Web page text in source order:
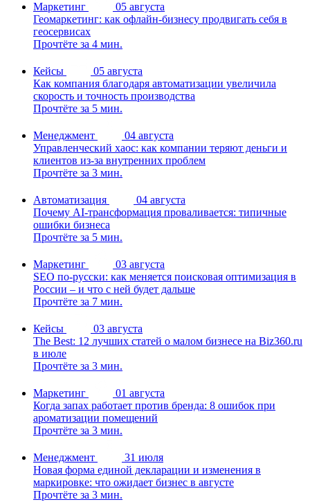
Маркетинг
05 августа
Геомаркетинг: как офлайн-бизнесу продвигать себя в
геосервисах
Прочтёте за 4 мин.
Кейсы
05 августа
Как компания благодаря автоматизации увеличила
скорость и точность производства
Прочтёте за 5 мин.
Менеджмент
04 августа
Управленческий хаос: как компании теряют деньги и
клиентов из-за внутренних проблем
Прочтёте за 3 мин.
Автоматизация
04 августа
Почему AI-трансформация проваливается: типичные
ошибки бизнеса
Прочтёте за 5 мин.
Маркетинг
03 августа
SEO по-русски: как меняется поисковая оптимизация в
России – и что с ней будет дальше
Прочтёте за 7 мин.
Кейсы
03 августа
The Best: 12 лучших статей о малом бизнесе на Biz360.ru
в июле
Прочтёте за 3 мин.
Маркетинг
01 августа
Когда запах работает против бренда: 8 ошибок при
ароматизации помещений
Прочтёте за 3 мин.
Менеджмент
31 июля
Новая форма единой декларации и изменения в
маркировке: что ожидает бизнес в августе
Прочтёте за 3 мин.